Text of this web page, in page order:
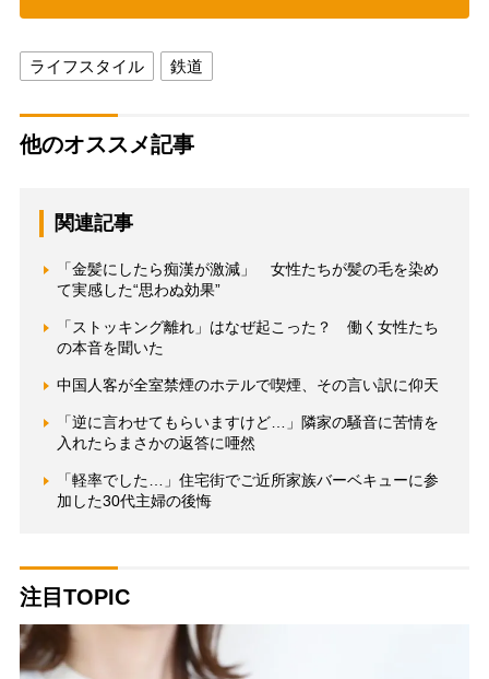
ライフスタイル 鉄道
他のオススメ記事
関連記事
「金髪にしたら痴漢が激減」 女性たちが髪の毛を染め
て実感した“思わぬ効果”
「ストッキング離れ」はなぜ起こった？ 働く女性たち
の本音を聞いた
中国人客が全室禁煙のホテルで喫煙、その言い訳に仰天
「逆に言わせてもらいますけど…」隣家の騒音に苦情を
入れたらまさかの返答に唖然
「軽率でした…」住宅街でご近所家族バーベキューに参
加した30代主婦の後悔
注目TOPIC